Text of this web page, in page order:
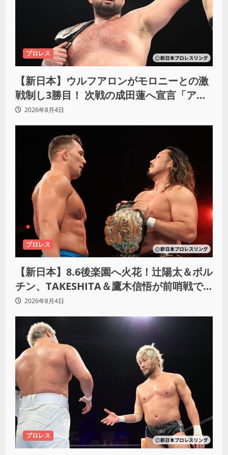
プロレス
【新日本】ウルフアロンがモロニーとの激
戦制し3勝目！ 次戦の成田蓮へ宣言「アイ
ツの王道を俺の王道でぶち壊す」
2026年8月4日
プロレス
【新日本】8.6後楽園へ火花！辻陽太＆ボル
チン、TAKESHITA＆鷹木信悟が前哨戦で
激突2026年8月4日
プロレス